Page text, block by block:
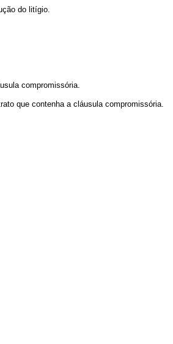
do litígio.
compromissória.
que contenha a cláusula compromissória.